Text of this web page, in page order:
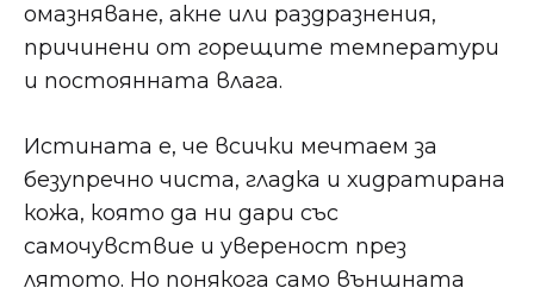
омазняване, акне или раздразнения,
причинени от горещите температури
и постоянната влага.
Истината е, че всички мечтаем за
безупречно чиста, гладка и хидратирана
кожа, която да ни дари със
самочувствие и увереност през
лятото. Но понякога само външната